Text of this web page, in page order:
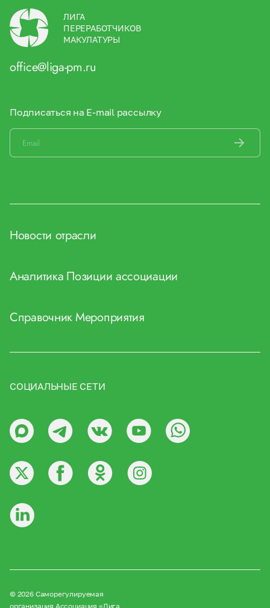
ЛИГА
ПЕРЕРАБОТЧИКОВ
МАКУЛАТУРЫ
office@liga-pm.ru
Подписаться на E-mail рассылку
Новости отрасли
Аналитика Позиции ассоциации
СправочникМероприятия
СОЦИАЛЬНЫЕ СЕТИ
© 2026 Саморегулируемая
организация Ассоциация «Лига